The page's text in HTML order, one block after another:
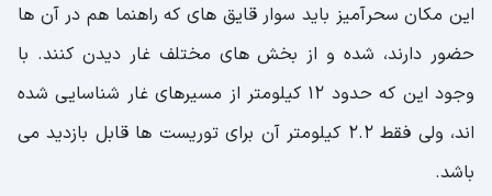
این مکان سحرآمیز باید سوار قایق های که راهنما هم در آن ها
حضور دارند، شده و از بخش های مختلف غار دیدن کنند. با
وجود این که حدود 12 کیلومتر از مسیرهای غار شناسایی شده
اند، ولی فقط 2.2 کیلومتر آن برای توریست ها قابل بازدید می
باشد.